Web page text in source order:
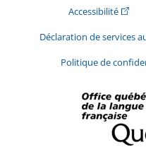
Accessibilité(Cet
Déclaration de services
Politique de